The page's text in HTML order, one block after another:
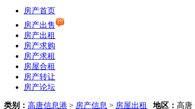
房产首页
房产出售
房产出租
房产求购
房产求租
房屋合租
房产转让
房产论坛
类别： 高唐信息港 > 房产信息 > 房屋出租 地区： 高唐